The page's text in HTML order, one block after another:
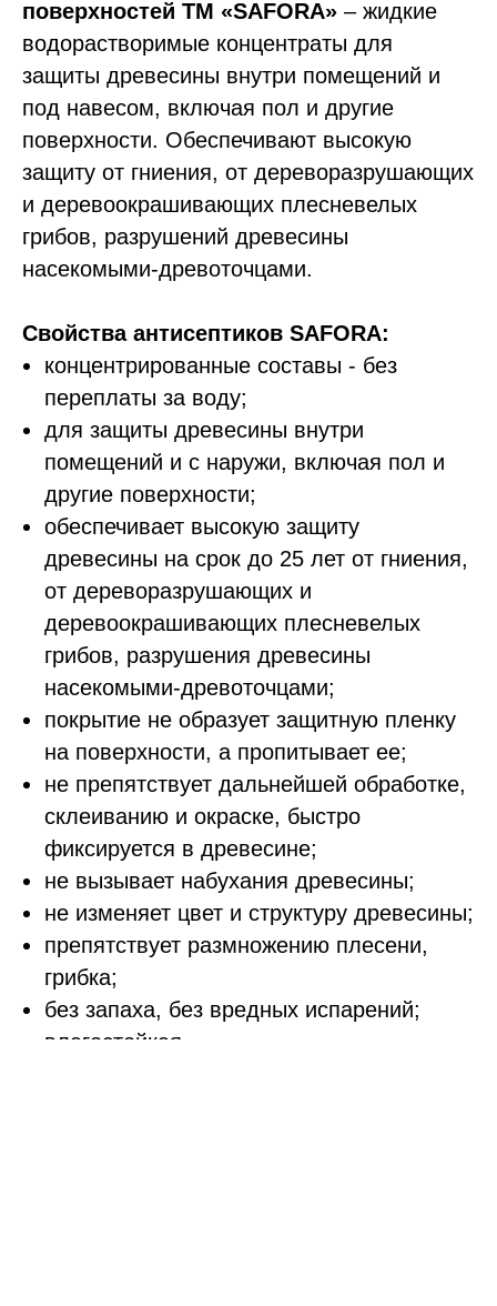
поверхностей ТМ «SAFORA» – жидкие
водорастворимые концентраты для
защиты древесины внутри помещений и
под навесом, включая пол и другие
поверхности. Обеспечивают высокую
защиту от гниения, от дереворазрушающих
и деревоокрашивающих плесневелых
грибов, разрушений древесины
насекомыми-древоточцами.
Свойства антисептиков SAFORA:
концентрированные составы - без
переплаты за воду;
для защиты древесины внутри
помещений и с наружи, включая пол и
другие поверхности;
обеспечивает высокую защиту
древесины на срок до 25 лет от гниения,
от дереворазрушающих и
деревоокрашивающих плесневелых
грибов, разрушения древесины
насекомыми-древоточцами;
покрытие не образует защитную пленку
на поверхности, а пропитывает ее;
не препятствует дальнейшей обработке,
склеиванию и окраске, быстро
фиксируется в древесине;
не вызывает набухания древесины;
не изменяет цвет и структуру древесины;
препятствует размножению плесени,
грибка;
без запаха, без вредных испарений;
влагостойкая.